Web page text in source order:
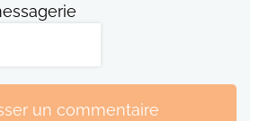
un commentaire